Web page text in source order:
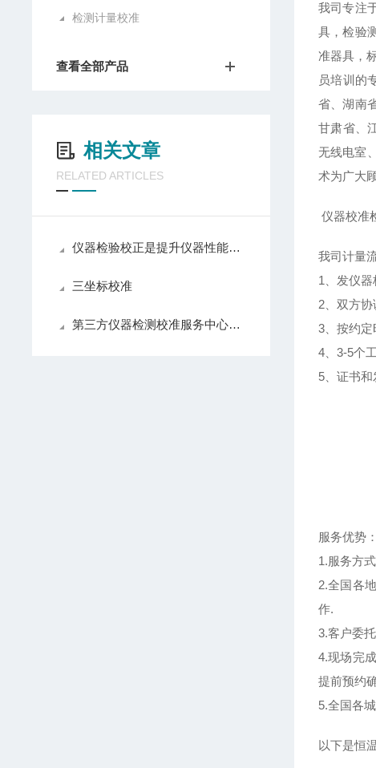
我司专注
具，检验
准器具，
员培训的
省、湖南
甘肃省、
无线电室
术为广大
仪器校准
我司计量
1、发仪
2、双方
3、按约定
4、3-5个
5、证书
服务优势：
1.服务方
2.全国各
作.
3.客户委
4.现场完
提前预约
5.全国各
以下是恒
检测计量校准
查看全部产品
相关文章
RELATED ARTICLES
仪器检验校正是提升仪器性能的必要举措
三坐标校准
第三方仪器检测校准服务中心：确保企业质量管理体系的关键环节